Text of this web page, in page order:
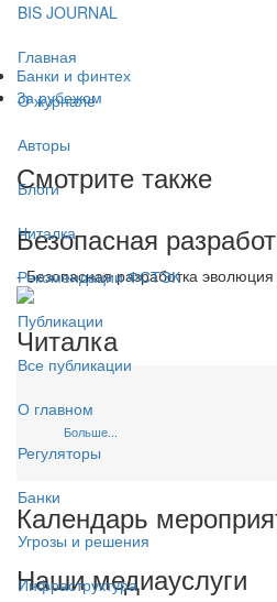
BIS JOURNAL
Главная
О журнале
Авторы
Блоги
Читалка
Рекомендации ФСТЭК
Публикации
Все публикации
О главном
Регуляторы
Банки
Угрозы и решения
Инфраструктура
Банки и финтех
За рубежом
Смотрите также
Безопасная
- Безопасная разработка
Читалка
Больше...
Календарь
Наши медиауслуги